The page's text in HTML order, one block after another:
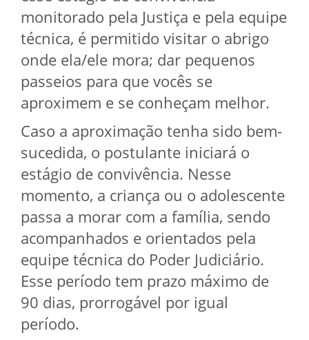
monitorado pela Justiça e pela equipe
técnica, é permitido visitar o abrigo
onde ela/ele mora; dar pequenos
passeios para que vocês se
aproximem e se conheçam melhor.
Caso a aproximação tenha sido bem-
sucedida, o postulante iniciará o
estágio de convivência. Nesse
momento, a criança ou o adolescente
passa a morar com a família, sendo
acompanhados e orientados pela
equipe técnica do Poder Judiciário.
Esse período tem prazo máximo de
90 dias, prorrogável por igual
período.